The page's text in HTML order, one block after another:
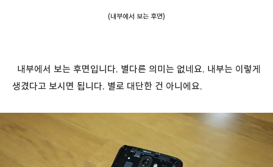
(내부에서 보는 후면)
내부에서 보는 후면입니다. 별다른 의미는 없네요. 내부는 이렇게
생겼다고 보시면 됩니다. 별로 대단한 건 아니에요.